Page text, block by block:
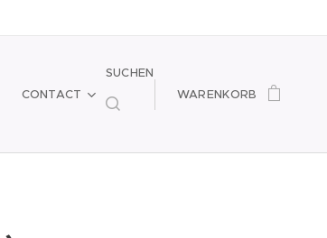
CONTACT
SUCHEN
WARENKORB